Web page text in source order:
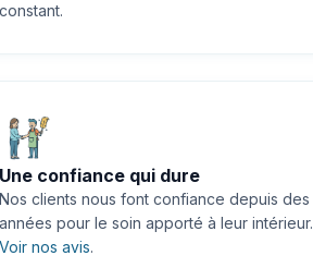
constant.
Une confiance qui dure
Nos clients nous font confiance depuis des
années pour le soin apporté à leur intérieur.
Voir nos avis.